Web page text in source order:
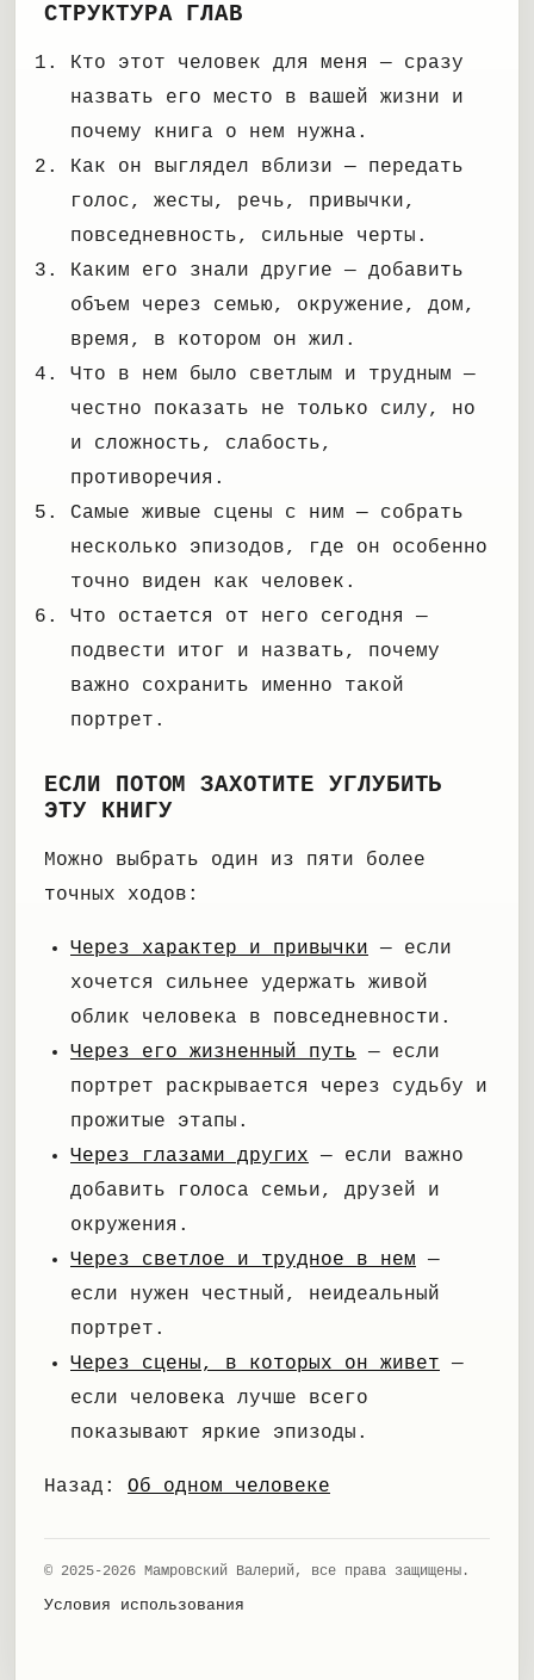
СТРУКТУРА ГЛАВ
Кто этот человек для меня — сразу
назвать его место в вашей жизни и
почему книга о нем нужна.
Как он выглядел вблизи — передать
голос, жесты, речь, привычки,
повседневность, сильные черты.
Каким его знали другие — добавить
объем через семью, окружение, дом,
время, в котором он жил.
Что в нем было светлым и трудным —
честно показать не только силу, но
и сложность, слабость,
противоречия.
Самые живые сцены с ним — собрать
несколько эпизодов, где он особенно
точно виден как человек.
Что остается от него сегодня —
подвести итог и назвать, почему
важно сохранить именно такой
портрет.
ЕСЛИ ПОТОМ ЗАХОТИТЕ УГЛУБИТЬ
ЭТУ КНИГУ
Можно выбрать один из пяти более
точных ходов:
Через характер и привычки — если
хочется сильнее удержать живой
облик человека в повседневности.
Через его жизненный путь — если
портрет раскрывается через судьбу и
прожитые этапы.
Через глазами других — если важно
добавить голоса семьи, друзей и
окружения.
Через светлое и трудное в нем —
если нужен честный, неидеальный
портрет.
Через сцены, в которых он живет —
если человека лучше всего
показывают яркие эпизоды.
Назад: Об одном человеке
© 2025-2026 Мамровский Валерий, все права защищены.
Условия использования